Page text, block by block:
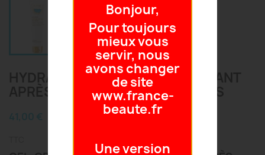
HYDRAZONE GEL-CRÈME APAISANT
APRÈS-SOLEIL VISAGE ET CORPS
Bonjour,
Pour toujours
mieux vous
servir, nous
avons changer
de site
www.france-
beaute.fr
Une version